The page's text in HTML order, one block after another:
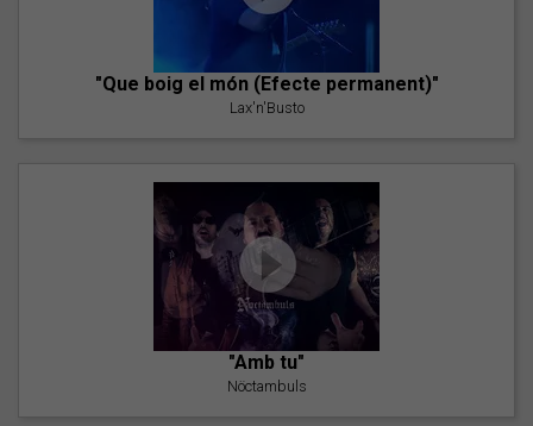
"Que boig el món (Efecte permanent)"
Lax'n'Busto
"Amb tu"
Nöctambuls